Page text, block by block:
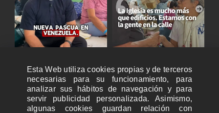
Esta Web utiliza cookies propias y de terceros
necesarias para su funcionamiento, para
analizar sus hábitos de navegación y para
servir publicidad personalizada. Asimismo,
algunas cookies guardan relación con